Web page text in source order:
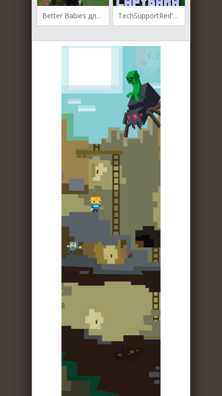
Better Babies для Майнкрафт [1.20.6, 1.20.5, 1.20.4] TechSupportRed’s Capybara для Майнкрафт [1.19.2, 1.18.2]